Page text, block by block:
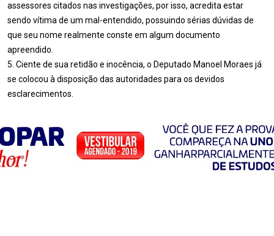
assessores citados nas investigações, por isso, acredita estar
sendo vítima de um mal-entendido, possuindo sérias dúvidas de
que seu nome realmente conste em algum documento
apreendido.
5. Ciente de sua retidão e inocência, o Deputado Manoel Moraes já
se colocou à disposição das autoridades para os devidos
esclarecimentos.